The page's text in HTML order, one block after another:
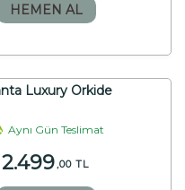
HEMEN AL
Luxury Orkide
Aynı Gün Teslimat
2.499 ,00 TL